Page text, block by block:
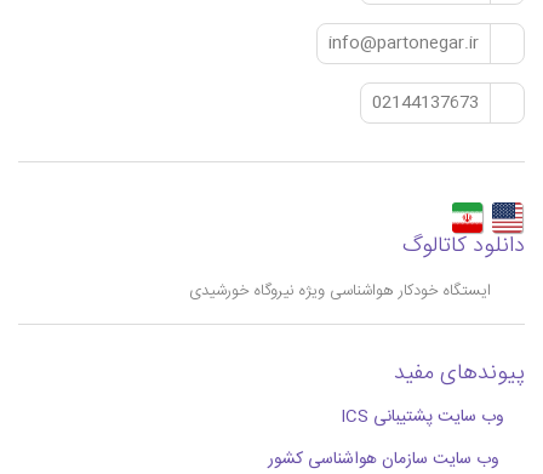
info@partonegar.ir
02144137673
دانلود کاتالوگ
ایستگاه خودکار هواشناسی ویژه نیروگاه خورشیدی
پیوندهای مفید
وب سایت پشتیبانی ICS
وب سایت سازمان هواشناسی کشور